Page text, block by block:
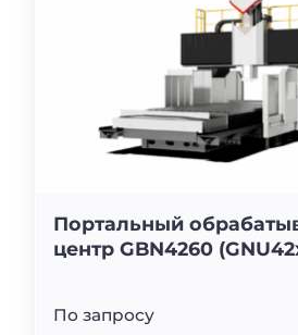
Портальный
центр GBN4260
По запросу